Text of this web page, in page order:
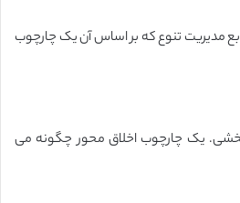
مدیریت تنوع که بر اساس آن یک چارچوب
بخشی. یک چارچوب اخلاق محور چگونه می